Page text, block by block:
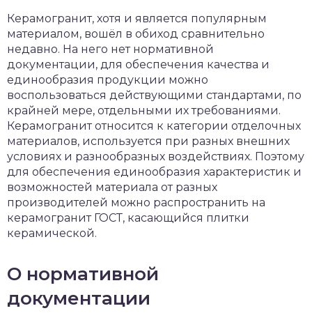
Керамогранит, хотя и является популярным
материалом, вошёл в обиход сравнительно
недавно. На него нет нормативной
документации, для обеспечения качества и
единообразия продукции можно
воспользоваться действующими стандартами, по
крайней мере, отдельными их требованиями.
Керамогранит относится к категории отделочных
материалов, используется при разных внешних
условиях и разнообразных воздействиях. Поэтому
для обеспечения единообразия характеристик и
возможностей материала от разных
производителей можно распространить на
керамогранит ГОСТ, касающийся плитки
керамической.
О нормативной
документации
и уход